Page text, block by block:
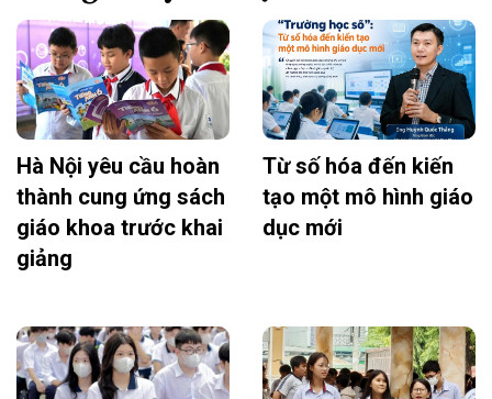
Hà Nội yêu cầu hoàn
thành cung ứng sách
giáo khoa trước khai
giảng
Từ số hóa đến kiến
tạo một mô hình giáo
dục mới